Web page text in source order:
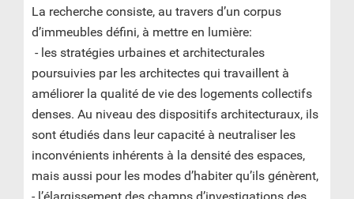
La recherche consiste, au travers d’un corpus
d’immeubles défini, à mettre en lumière:
- les stratégies urbaines et architecturales
poursuivies par les architectes qui travaillent à
améliorer la qualité de vie des logements collectifs
denses. Au niveau des dispositifs architecturaux, ils
sont étudiés dans leur capacité à neutraliser les
inconvénients inhérents à la densité des espaces,
mais aussi pour les modes d’habiter qu’ils génèrent,